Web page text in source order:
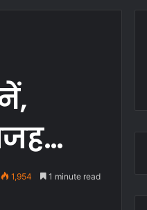
1,954 1 minute read